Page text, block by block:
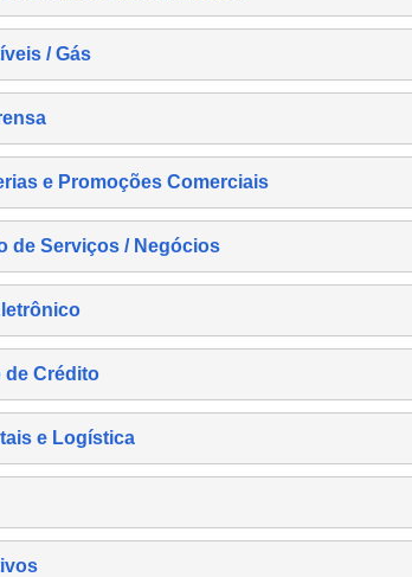
/ Gás
e Promoções Comerciais
de Serviços / Negócios
de Crédito
e Logística